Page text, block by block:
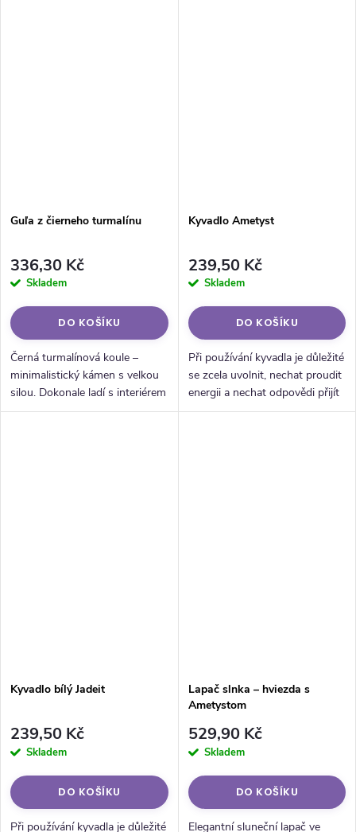
Guľa z čierneho turmalínu
336,30 Kč
Skladem
DO KOŠÍKU
Černá turmalínová koule –
minimalistický kámen s velkou
silou. Dokonale ladí s interiérem
a působí jako přírodní ochrana
Kyvadlo Ametyst
239,50 Kč
Skladem
DO KOŠÍKU
Při používání kyvadla je důležité
se zcela uvolnit, nechat proudit
energii a nechat odpovědi přijít
přirozeně. Kyvadlo může být
Kyvadlo bílý Jadeit
239,50 Kč
Skladem
DO KOŠÍKU
Při používání kyvadla je důležité
Lapač slnka – hviezda s
Ametystom
529,90 Kč
Skladem
DO KOŠÍKU
Elegantní sluneční lapač ve